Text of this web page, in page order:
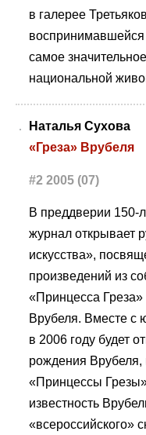
в галерее
самое
национальной
Наталья Сухова
«Греза» Врубеля
#2 2005 (07)
В преддверии 150-
журнал открывает
искусства»,
произведений из
«Принцесса
Врубеля. Вместе с
в 2006 году будет
рождения Врубеля,
«Принцессы
известность
«всероссийского»